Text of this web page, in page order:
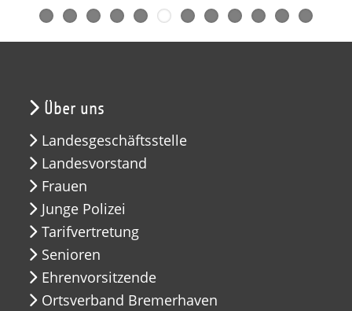
Über uns
Landesgeschäftsstelle
Landesvorstand
Frauen
Junge Polizei
Tarifvertretung
Senioren
Ehrenvorsitzende
Ortsverband Bremerhaven